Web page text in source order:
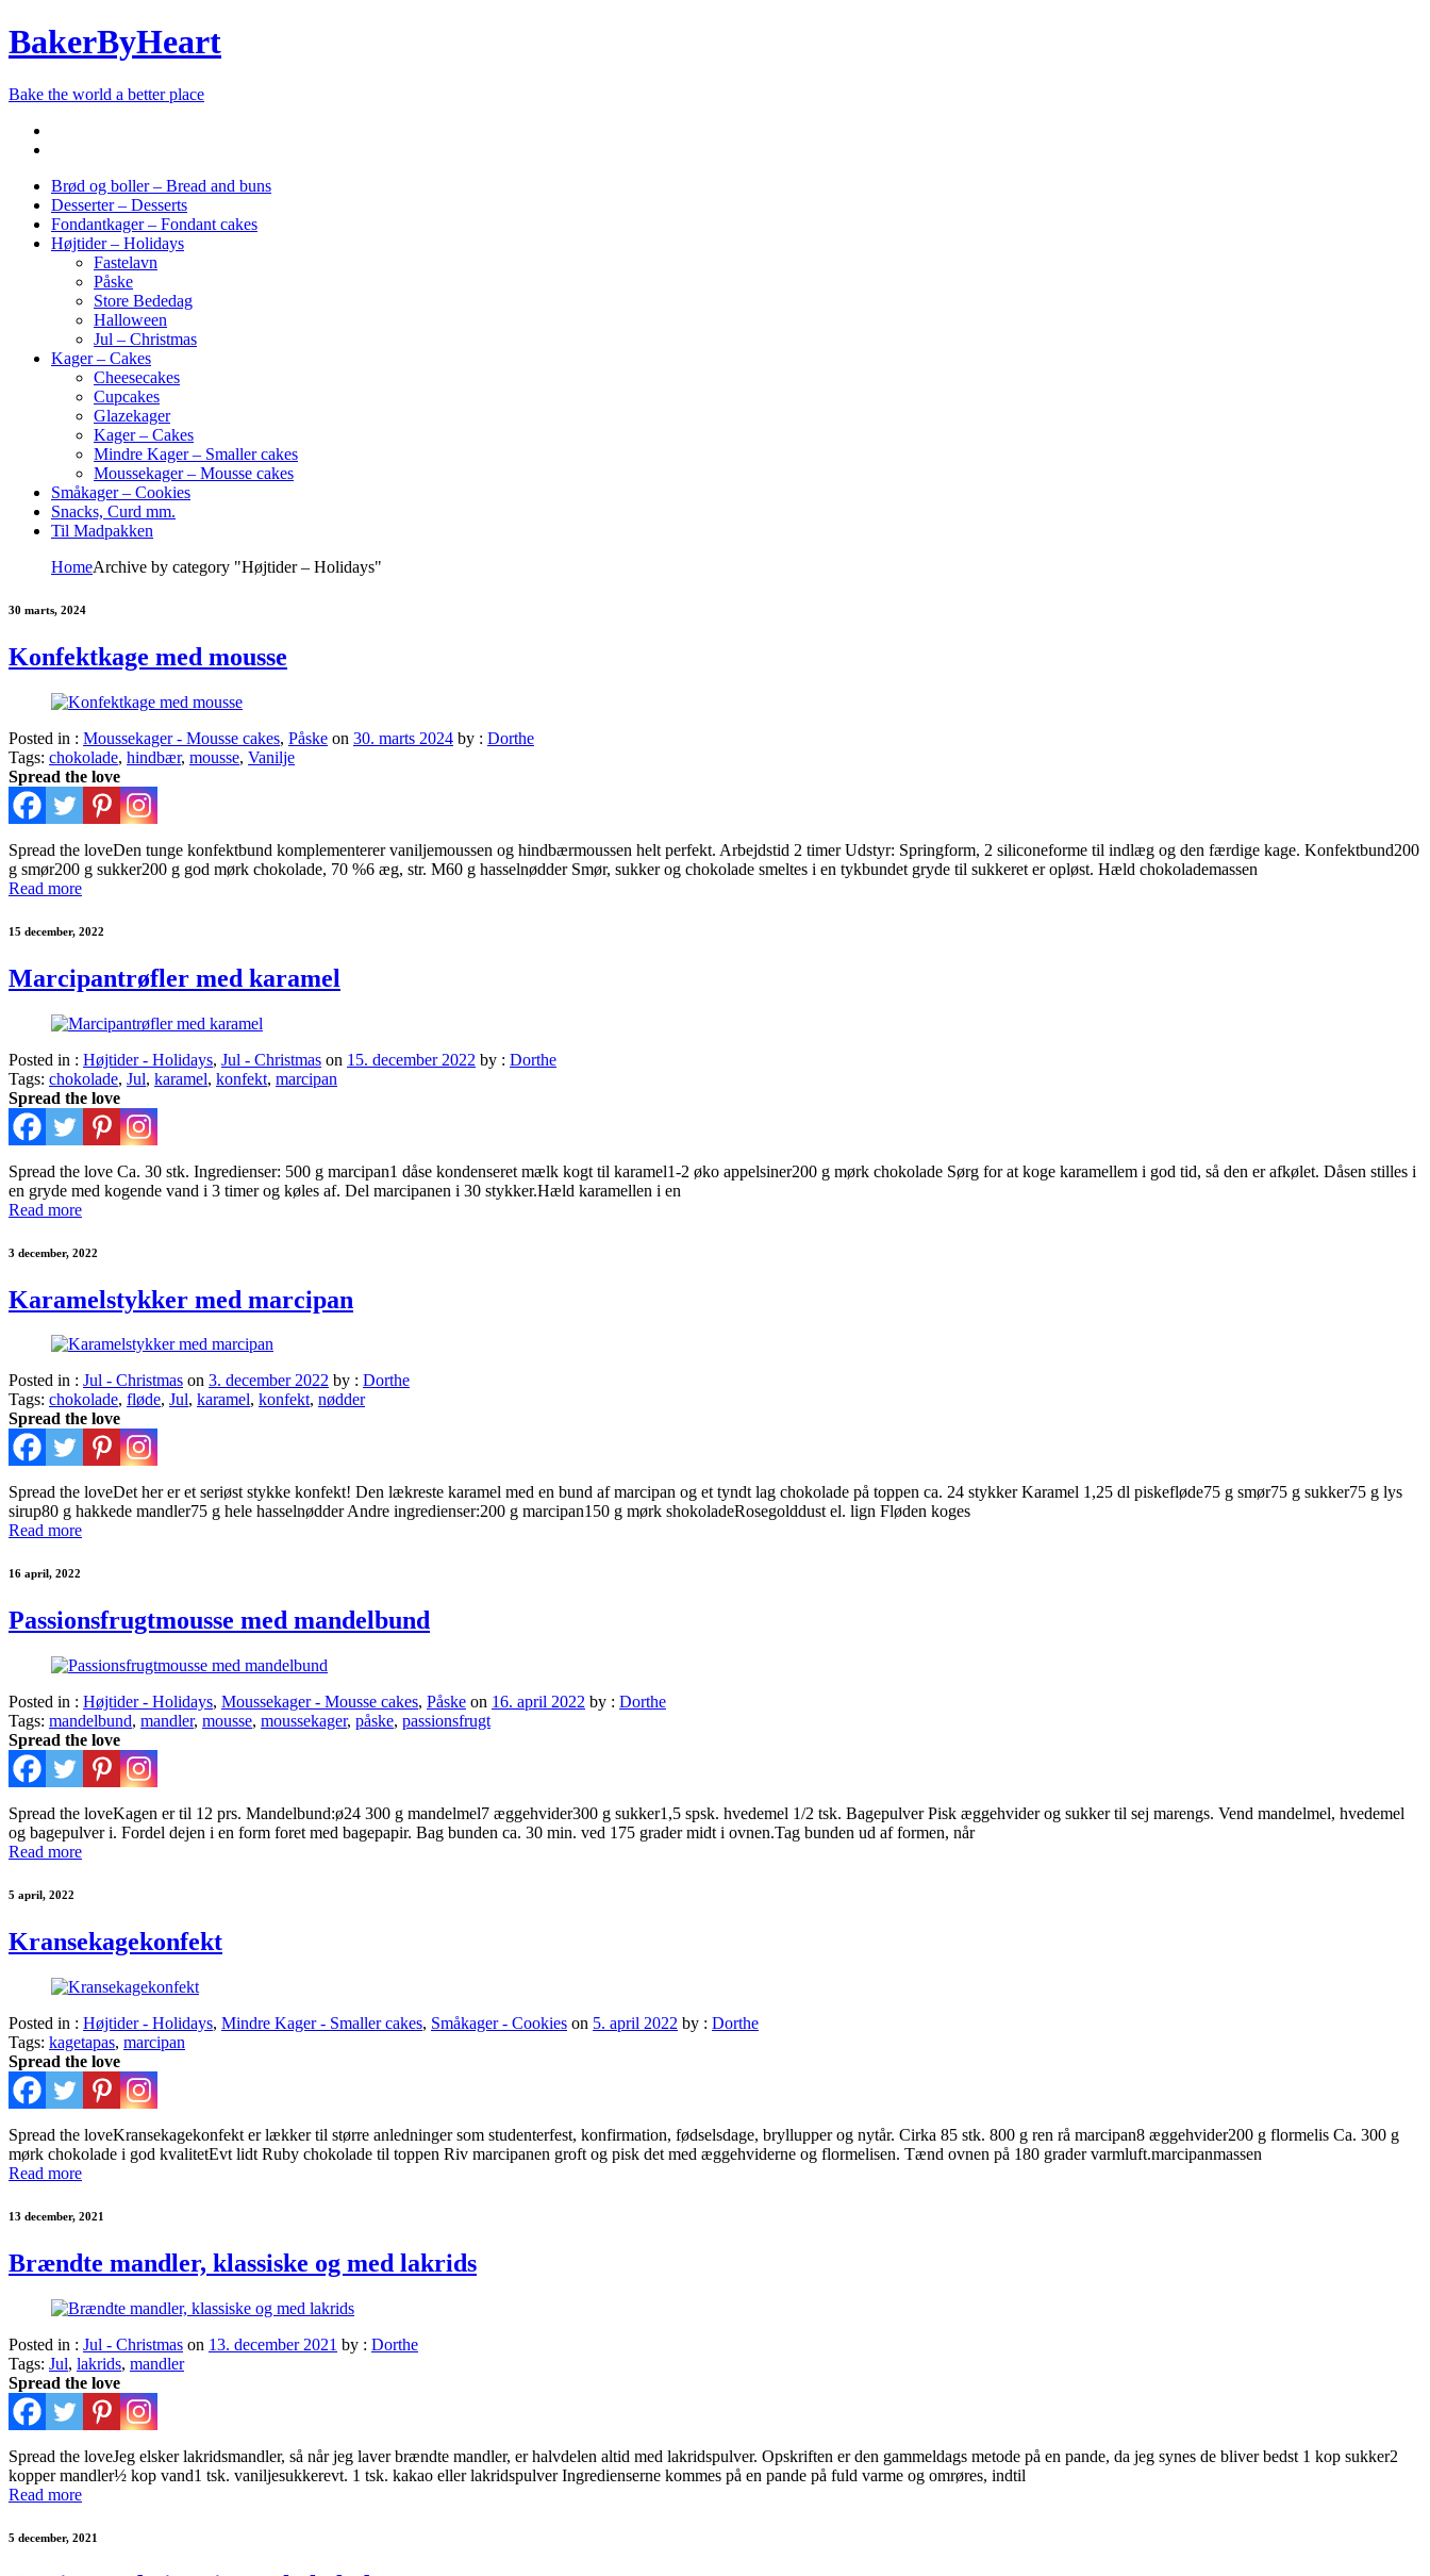
BakerByHeart
Bake the world a better place
Brød og boller – Bread and buns
Desserter – Desserts
Fondantkager – Fondant cakes
Højtider – Holidays
Fastelavn
Påske
Store Bededag
Halloween
Jul – Christmas
Kager – Cakes
Cheesecakes
Cupcakes
Glazekager
Kager – Cakes
Mindre Kager – Smaller cakes
Moussekager – Mousse cakes
Småkager – Cookies
Snacks, Curd mm.
Til Madpakken
HomeArchive by category "Højtider – Holidays"
30 marts, 2024
Konfektkage med mousse
Posted in : Moussekager - Mousse cakes, Påske on 30. marts 2024 by : Dorthe
Tags: chokolade, hindbær, mousse, Vanilje
Spread the love
Spread the loveDen tunge konfektbund komplementerer vaniljemoussen og hindbærmoussen helt perfekt. Arbejdstid 2 timer Udstyr: Springform, 2 siliconeforme til indlæg og den færdige kage. Konfektbund200
g smør200 g sukker200 g god mørk chokolade, 70 %6 æg, str. M60 g hasselnødder Smør, sukker og chokolade smeltes i en tykbundet gryde til sukkeret er opløst. Hæld chokolademassen
Read more
15 december, 2022
Marcipantrøfler med karamel
Posted in : Højtider - Holidays, Jul - Christmas on 15. december 2022 by : Dorthe
Tags: chokolade, Jul, karamel, konfekt, marcipan
Spread the love
Spread the love Ca. 30 stk. Ingredienser: 500 g marcipan1 dåse kondenseret mælk kogt til karamel1-2 øko appelsiner200 g mørk chokolade Sørg for at koge karamellem i god tid, så den er afkølet. Dåsen stilles i
en gryde med kogende vand i 3 timer og køles af. Del marcipanen i 30 stykker.Hæld karamellen i en
Read more
3 december, 2022
Karamelstykker med marcipan
Posted in : Jul - Christmas on 3. december 2022 by : Dorthe
Tags: chokolade, fløde, Jul, karamel, konfekt, nødder
Spread the love
Spread the loveDet her er et seriøst stykke konfekt! Den lækreste karamel med en bund af marcipan og et tyndt lag chokolade på toppen ca. 24 stykker Karamel 1,25 dl piskefløde75 g smør75 g sukker75 g lys
sirup80 g hakkede mandler75 g hele hasselnødder Andre ingredienser:200 g marcipan150 g mørk shokoladeRosegolddust el. lign Fløden koges
Read more
16 april, 2022
Passionsfrugtmousse med mandelbund
Posted in : Højtider - Holidays, Moussekager - Mousse cakes, Påske on 16. april 2022 by : Dorthe
Tags: mandelbund, mandler, mousse, moussekager, påske, passionsfrugt
Spread the love
Spread the loveKagen er til 12 prs. Mandelbund:ø24 300 g mandelmel7 æggehvider300 g sukker1,5 spsk. hvedemel 1/2 tsk. Bagepulver Pisk æggehvider og sukker til sej marengs. Vend mandelmel, hvedemel
og bagepulver i. Fordel dejen i en form foret med bagepapir. Bag bunden ca. 30 min. ved 175 grader midt i ovnen.Tag bunden ud af formen, når
Read more
5 april, 2022
Kransekagekonfekt
Posted in : Højtider - Holidays, Mindre Kager - Smaller cakes, Småkager - Cookies on 5. april 2022 by : Dorthe
Tags: kagetapas, marcipan
Spread the love
Spread the loveKransekagekonfekt er lækker til større anledninger som studenterfest, konfirmation, fødselsdage, bryllupper og nytår. Cirka 85 stk. 800 g ren rå marcipan8 æggehvider200 g flormelis Ca. 300 g
mørk chokolade i god kvalitetEvt lidt Ruby chokolade til toppen Riv marcipanen groft og pisk det med æggehviderne og flormelisen. Tænd ovnen på 180 grader varmluft.marcipanmassen
Read more
13 december, 2021
Brændte mandler, klassiske og med lakrids
Posted in : Jul - Christmas on 13. december 2021 by : Dorthe
Tags: Jul, lakrids, mandler
Spread the love
Spread the loveJeg elsker lakridsmandler, så når jeg laver brændte mandler, er halvdelen altid med lakridspulver. Opskriften er den gammeldags metode på en pande, da jeg synes de bliver bedst 1 kop sukker2
kopper mandler½ kop vand1 tsk. vaniljesukkerevt. 1 tsk. kakao eller lakridspulver Ingredienserne kommes på en pande på fuld varme og omrøres, indtil
Read more
5 december, 2021